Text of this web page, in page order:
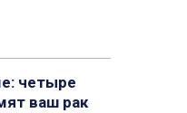
четыре
ваш рак